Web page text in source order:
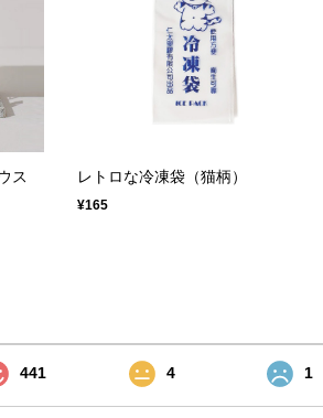
ス
レトロな冷凍袋（猫柄）
¥165
441 4 1